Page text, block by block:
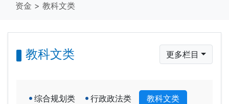
资金 > 教科文类
教科文类 更多栏目
综合规划类 行政政法类
教科文类